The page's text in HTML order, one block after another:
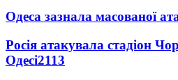
Одеса зазнала масованої
Росія атакувала стадіон
Одесі2113